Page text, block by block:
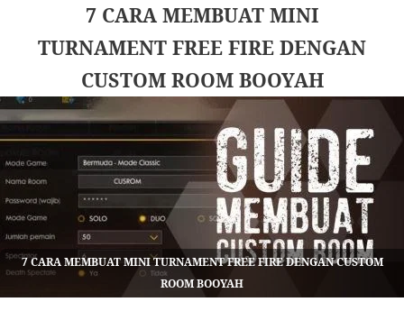
7 CARA MEMBUAT MINI
TURNAMENT FREE FIRE DENGAN
CUSTOM ROOM BOOYAH
7 CARA MEMBUAT MINI TURNAMENT FREE FIRE DENGAN CUSTOM
ROOM BOOYAH